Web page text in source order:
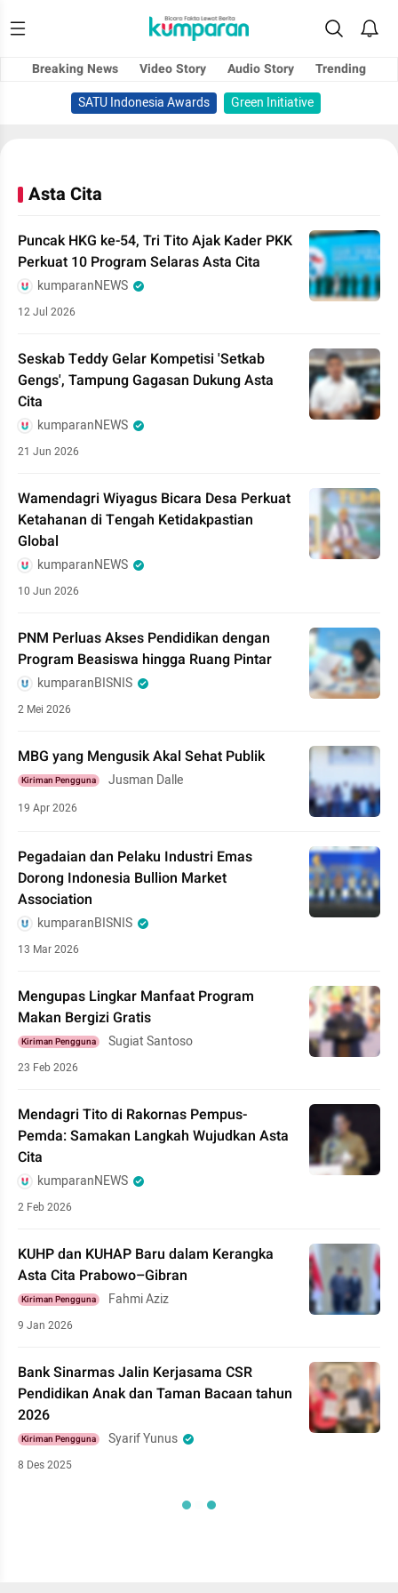
Breaking News Video Story Audio Story
Trending
SATU Indonesia Awards
Green Initiative
Asta Cita
Puncak HKG ke-54, Tri Tito Ajak Kader PKK
Perkuat 10 Program Selaras Asta Cita
kumparanNEWS
12 Jul 2026
Seskab Teddy Gelar Kompetisi 'Setkab
Gengs', Tampung Gagasan Dukung Asta
Cita
kumparanNEWS
21 Jun 2026
Wamendagri Wiyagus Bicara Desa Perkuat
Ketahanan di Tengah Ketidakpastian
Global
kumparanNEWS
10 Jun 2026
PNM Perluas Akses Pendidikan dengan
Program Beasiswa hingga Ruang Pintar
kumparanBISNIS
2 Mei 2026
MBG yang Mengusik Akal Sehat Publik
Kiriman Pengguna Jusman Dalle
19 Apr 2026
Pegadaian dan Pelaku Industri Emas
Dorong Indonesia Bullion Market
Association
kumparanBISNIS
13 Mar 2026
Mengupas Lingkar Manfaat Program
Makan Bergizi Gratis
Kiriman Pengguna Sugiat Santoso
23 Feb 2026
Mendagri Tito di Rakornas Pempus-
Pemda: Samakan Langkah Wujudkan Asta
Cita
kumparanNEWS
2 Feb 2026
KUHP dan KUHAP Baru dalam Kerangka
Asta Cita Prabowo–Gibran
Kiriman Pengguna Fahmi Aziz
9 Jan 2026
Bank Sinarmas Jalin Kerjasama CSR
Pendidikan Anak dan Taman Bacaan tahun
2026
Kiriman Pengguna Syarif Yunus
8 Des 2025